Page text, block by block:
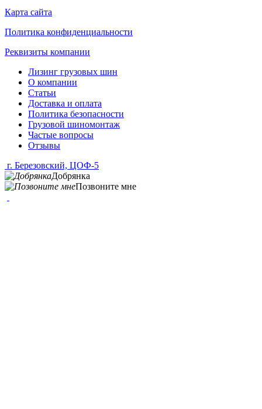
Карта сайта
Политика конфиденциальности
Реквизиты компании
Лизинг грузовых шин
О компании
Статьи
Доставка и оплата
Политика безопасности
Грузовой шиномонтаж
Частые вопросы
Отзывы
г. Березовский, ЦОФ-5
Добрянка
Позвоните мне